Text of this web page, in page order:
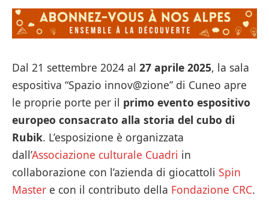
Dal 21 settembre 2024 al 27 aprile 2025, la sala
espositiva “Spazio innov@zione” di Cuneo apre
le proprie porte per il primo evento espositivo
europeo consacrato alla storia del cubo di
Rubik. L’esposizione è organizzata
dall’Associazione culturale Cuadri in
collaborazione con l’azienda di giocattoli Spin
Master e con il contributo della Fondazione CRC.